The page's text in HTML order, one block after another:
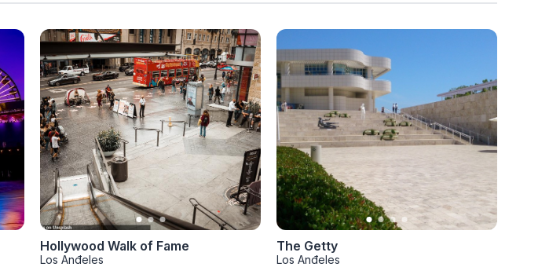
Hollywood Walk of Fame
Los Anđeles
The Getty
Los Anđeles